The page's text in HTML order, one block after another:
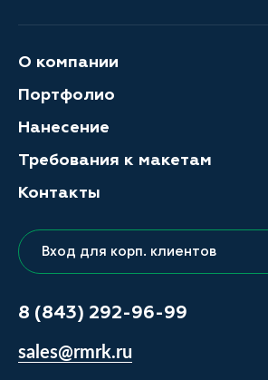
О компании
Портфолио
Нанесение
Требования к макетам
Контакты
Вход для корп. клиентов
8 (843) 292-96-99
sales@rmrk.ru